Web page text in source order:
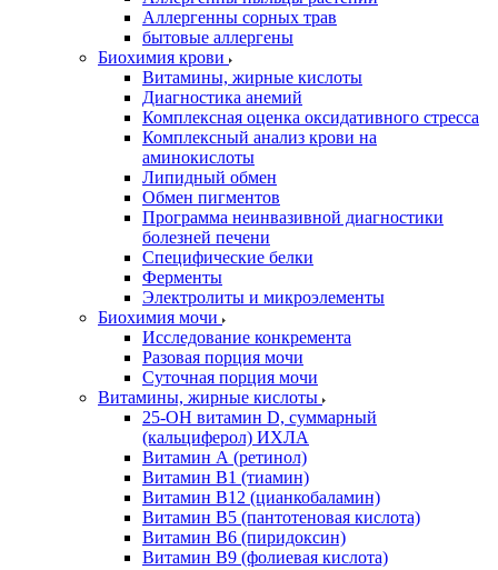
Аллергенны сорных трав
бытовые аллергены
Биохимия крови
Витамины, жирные кислоты
Диагностика анемий
Комплексная оценка оксидативного стресса
Комплексный анализ крови на
аминокислоты
Липидный обмен
Обмен пигментов
Программа неинвазивной диагностики
болезней печени
Специфические белки
Ферменты
Электролиты и микроэлементы
Биохимия мочи
Исследование конкремента
Разовая порция мочи
Суточная порция мочи
Витамины, жирные кислоты
25-OH витамин D, суммарный
(кальциферол) ИХЛА
Витамин А (ретинол)
Витамин В1 (тиамин)
Витамин В12 (цианкобаламин)
Витамин В5 (пантотеновая кислота)
Витамин В6 (пиридоксин)
Витамин В9 (фолиевая кислота)